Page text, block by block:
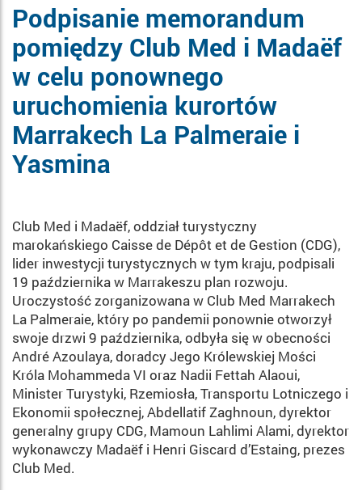
Podpisanie memorandum
pomiędzy Club Med i Madaëf
w celu ponownego
uruchomienia kurortów
Marrakech La Palmeraie i
Yasmina
Club Med i Madaëf, oddział turystyczny
marokańskiego Caisse de Dépôt et de Gestion (CDG),
lider inwestycji turystycznych w tym kraju, podpisali
19 października w Marrakeszu plan rozwoju.
Uroczystość zorganizowana w Club Med Marrakech
La Palmeraie, który po pandemii ponownie otworzył
swoje drzwi 9 października, odbyła się w obecności
André Azoulaya, doradcy Jego Królewskiej Mości
Króla Mohammeda VI oraz Nadii Fettah Alaoui,
Minister Turystyki, Rzemiosła, Transportu Lotniczego i
Ekonomii społecznej, Abdellatif Zaghnoun, dyrektor
generalny grupy CDG, Mamoun Lahlimi Alami, dyrektor
wykonawczy Madaëf i Henri Giscard d’Estaing, prezes
Club Med.